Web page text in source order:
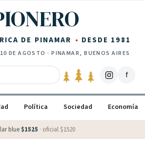
DE PINAMAR DESDE 1981
DE AGOSTO · PINAMAR, BUENOS AIRES
f
Política Sociedad Economía
blue $1525 · oficial $1520